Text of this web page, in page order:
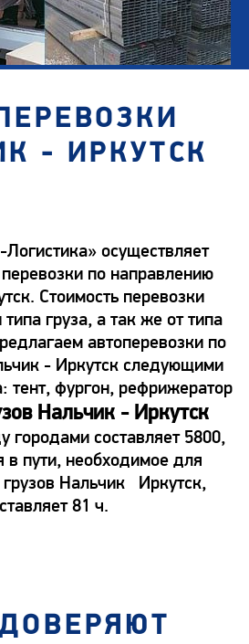
- ИРКУТСК
осуществляет
по направлению
Стоимость перевозки
типа груза, а так же от типа
автоперевозки по
- Иркутск следующими
тент, фургон, рефрижератор
Нальчик - Иркутск
городами составляет 5800,
в пути, необходимое для
грузов Нальчик Иркутск,
81 ч.